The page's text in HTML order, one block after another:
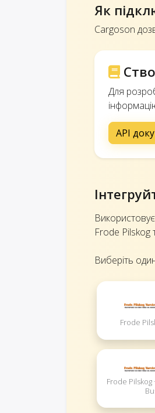
Як
Cargoson
Для
API
Frode Pilskog
Виберіть
Frode
Frode